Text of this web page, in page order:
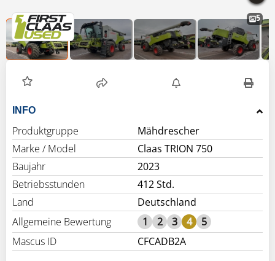
5
INFO
Produktgruppe
Mähdrescher
Marke / Model
Claas TRION 750
Baujahr
2023
Betriebsstunden
412 Std.
Land
Deutschland
Allgemeine Bewertung
1 2 3 4
5
Mascus ID
CFCADB2A